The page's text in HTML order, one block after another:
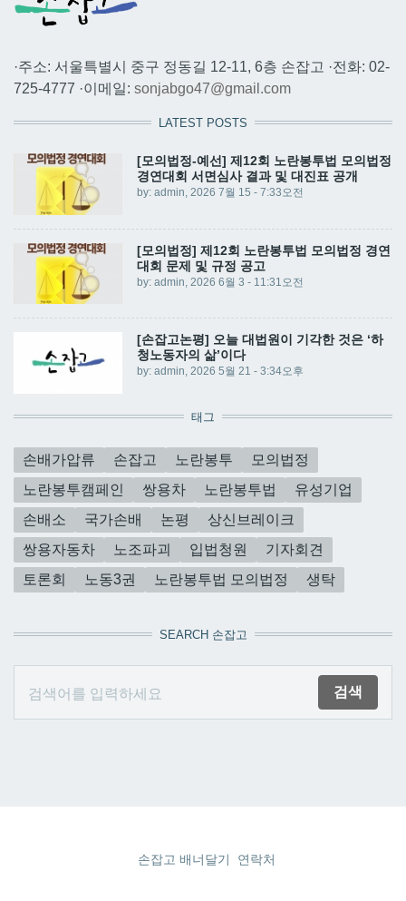
·주소: 서울특별시 중구 정동길 12-11, 6층 손잡고 ·전화: 02-
725-4777 ·이메일: sonjabgo47@gmail.com
LATEST POSTS
[모의법정-예선] 제12회 노란봉투법 모의법정
경연대회 서면심사 결과 및 대진표 공개
by: admin, 2026 7월 15 - 7:33오전
[모의법정] 제12회 노란봉투법 모의법정 경연
대회 문제 및 규정 공고
by: admin , 2026 6월 3 - 11:31오전
[손잡고논평] 오늘 대법원이 기각한 것은 ‘하
청노동자의 삶’이다
by: admin, 2026 5월 21 - 3:34오후
태그
손배가압류 손잡고 노란봉투
모의법정
노란봉투캠페인
쌍용차 노란봉투법
유성기업
손배소
국가손배 논평
상신브레이크
쌍용자동차
노조파괴 입법청원
기자회견
토론회
노동3권 노란봉투법 모의법정 생탁
SEARCH 손잡고
손잡고 배너달기 연락처